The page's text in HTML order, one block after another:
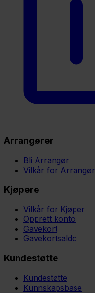
Arrangører
Bli Arrangør
Vilkår for Arrangør
Kjøpere
Vilkår for Kjøper
Opprett konto
Gavekort
Gavekortsaldo
Kundestøtte
Kundestøtte
Kunnskapsbase